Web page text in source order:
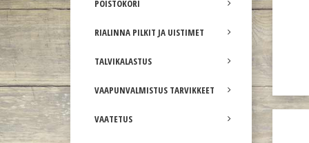
POISTOKORI
RIALINNA PILKIT JA UISTIMET
TALVIKALASTUS
VAAPUNVALMISTUS TARVIKKEET
VAATETUS